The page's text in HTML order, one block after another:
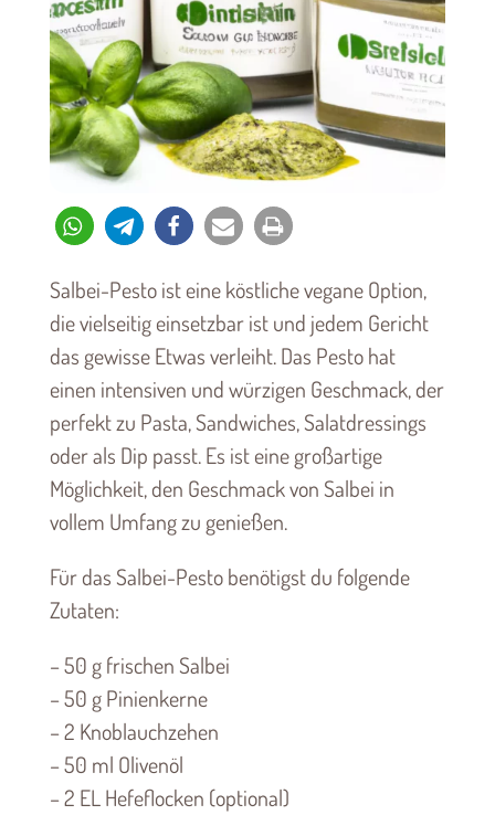
Salbei-Pesto ist eine köstliche vegane Option,
die vielseitig einsetzbar ist und jedem Gericht
das gewisse Etwas verleiht. Das Pesto hat
einen intensiven und würzigen Geschmack, der
perfekt zu Pasta, Sandwiches, Salatdressings
oder als Dip passt. Es ist eine großartige
Möglichkeit, den Geschmack von Salbei in
vollem Umfang zu genießen.
Für das Salbei-Pesto benötigst du folgende
Zutaten:
– 50 g frischen Salbei
– 50 g Pinienkerne
– 2 Knoblauchzehen
– 50 ml Olivenöl
– 2 EL Hefeflocken (optional)